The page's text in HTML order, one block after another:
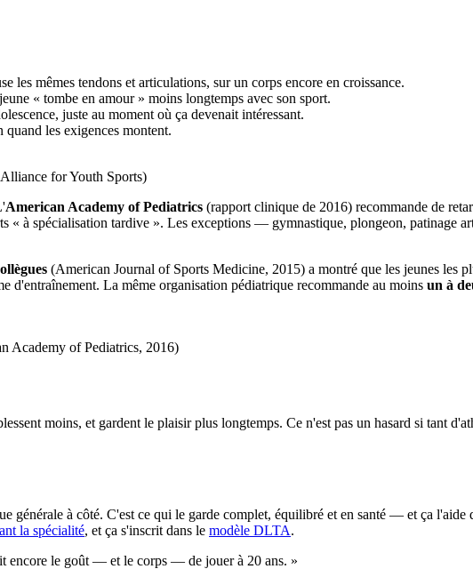
les mêmes tendons et articulations, sur un corps encore en croissance.
« tombe en amour » moins longtemps avec son sport.
juste au moment où ça devenait intéressant.
les exigences montent.
for Youth Sports)
American Academy of Pediatrics (rapport clinique de 2016) recommande de
« à spécialisation tardive ». Les exceptions — gymnastique, plongeon, patinage
(American Journal of Sports Medicine, 2015) a montré que les jeunes les
d'entraînement. La même organisation pédiatrique recommande au moins un à
Academy of Pediatrics, 2016)
moins, et gardent le plaisir plus longtemps. Ce n'est pas un hasard si tant
générale à côté. C'est ce qui le garde complet, équilibré et en santé — et ça l'aide
la spécialité, et ça s'inscrit dans le modèle DLTA.
encore le goût — et le corps — de jouer à 20 ans. »